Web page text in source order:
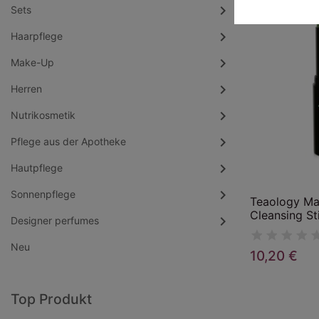
Sets
Haarpflege
Make-Up
Herren
Nutrikosmetik
Pflege aus der Apotheke
Hautpflege
Sonnenpflege
Designer perfumes
Neu
Top Produkt

Teaology
Cleansing
10,20 €